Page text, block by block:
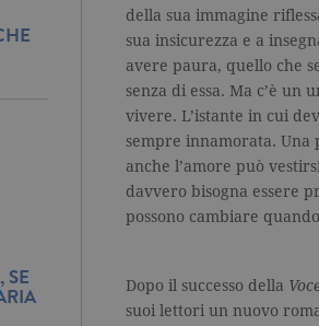
della sua immagine
sua insicurezza e a
avere paura, quello che
senza di essa. Ma c’è un
vivere. L’istante in cui
sempre innamorata.
anche l’amore può
davvero bisogna essere
possono cambiare
Dopo il successo della
suoi lettori un nuovo
SE